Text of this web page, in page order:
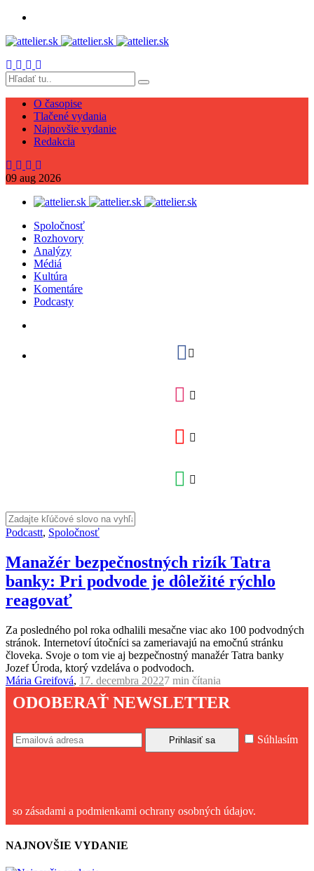
O časopise
Tlačené vydania
Najnovšie vydanie
Redakcia
09 aug 2026
Spoločnosť
Rozhovory
Analýzy
Médiá
Kultúra
Komentáre
Podcasty
Podcastt, Spoločnosť
Manažér bezpečnostných rizík Tatra
banky: Pri podvode je dôležité rýchlo
reagovať
Za posledného pol roka odhalili mesačne viac ako 100 podvodných
stránok. Internetoví útočníci sa zameriavajú na emočnú stránku
človeka. Svoje o tom vie aj bezpečnostný manažér Tatra banky
Jozef Úroda, ktorý vzdeláva o podvodoch.
Mária Greifová, 17. decembra 20227 min čítania
ODOBERAŤ NEWSLETTER
Súhlasím
so zásadami a podmienkami ochrany osobných údajov.
NAJNOVŠIE VYDANIE